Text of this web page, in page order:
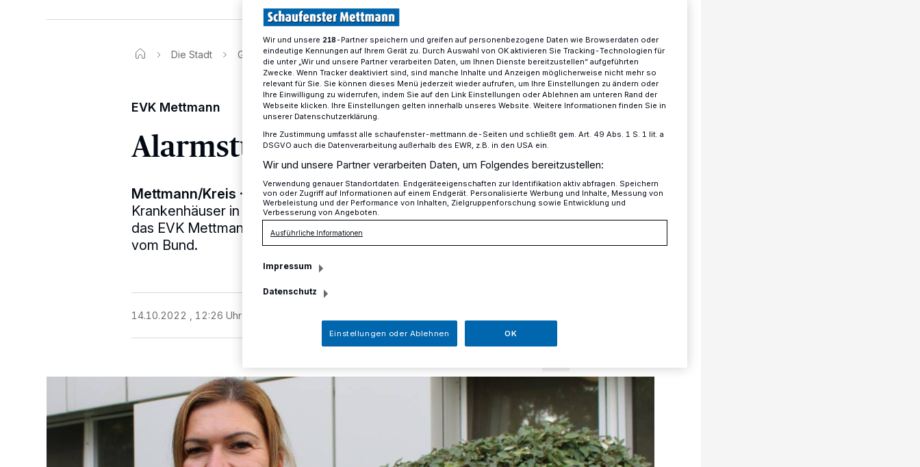
Die Stadt Geschäftsführung des EVK Mettmann forder Hilfe vom Bund.
EVK Mettmann
Alarmstufe Kirschrot
Mettmann/Kreis ·
Explodierende Kosten und Personalnöte – die
Krankenhäuser in Deutschland ächzen unter der Krisensituation, auch
das EVK Mettmann. Die Geschäftsführung fordert nun schnelle Hilfe
vom Bund.
14.10.2022 , 12:26 Uhr
Wir und unsere 218-Partner speichern und greifen auf personenbezogene Daten wie Browserdaten oder
eindeutige Kennungen auf Ihrem Gerät zu. Durch Auswahl von OK aktivieren Sie Tracking-Technologien für
die unter „Wir und unsere Partner verarbeiten Daten, um Ihnen Dienste bereitzustellen“ aufgeführten
Zwecke. Wenn Tracker deaktiviert sind, sind manche Inhalte und Anzeigen möglicherweise nicht mehr so
relevant für Sie. Sie können dieses Menü jederzeit wieder aufrufen, um Ihre Einstellungen zu ändern oder
Ihre Einwilligung zu widerrufen, indem Sie auf den Link Einstellungen oder Ablehnen am unteren Rand der
Webseite klicken. Ihre Einstellungen gelten innerhalb unseres Website. Weitere Informationen finden Sie in
unserer Datenschutzerklärung.
Ihre Zustimmung umfasst alle schaufenster-mettmann.de-Seiten und schließt gem. Art. 49 Abs. 1 S. 1 lit. a
DSGVO auch die Datenverarbeitung außerhalb des EWR, z.B. in den USA ein.
Wir und unsere Partner verarbeiten Daten, um Folgendes bereitzustellen:
Verwendung genauer Standortdaten. Endgeräteeigenschaften zur Identifikation aktiv abfragen. Speichern
von oder Zugriff auf Informationen auf einem Endgerät. Personalisierte Werbung und Inhalte, Messung von
Werbeleistung und der Performance von Inhalten, Zielgruppenforschung sowie Entwicklung und
Verbesserung von Angeboten.
Ausführliche Informationen
Impressum
Datenschutz
Einstellungen oder Ablehnen OK